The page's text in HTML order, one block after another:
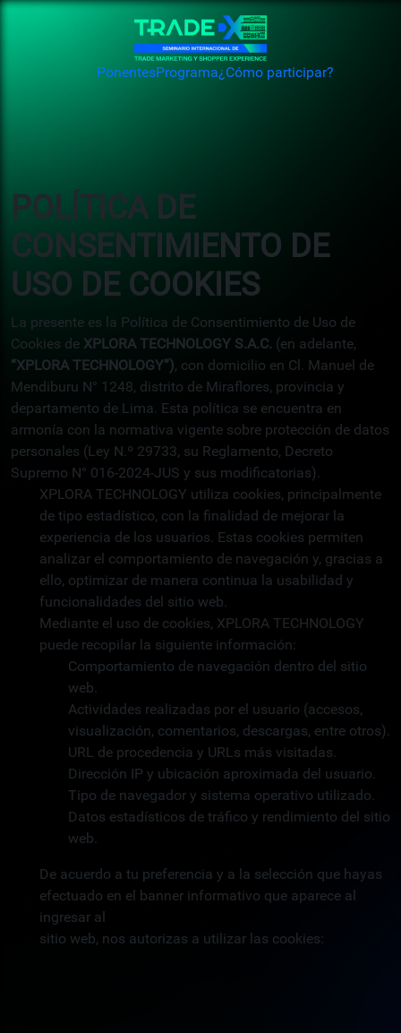
PonentesPrograma¿Cómo participar?
POLÍTICA DE
CONSENTIMIENTO DE
USO DE COOKIES
La presente es la Política de Consentimiento de Uso de
Cookies de XPLORA TECHNOLOGY S.A.C. (en adelante,
“XPLORA TECHNOLOGY”), con domicilio en Cl. Manuel de
Mendiburu N° 1248, distrito de Miraflores, provincia y
departamento de Lima. Esta política se encuentra en
armonía con la normativa vigente sobre protección de datos
personales (Ley N.º 29733, su Reglamento, Decreto
Supremo N° 016-2024-JUS y sus modificatorias).
XPLORA TECHNOLOGY utiliza cookies, principalmente
de tipo estadístico, con la finalidad de mejorar la
experiencia de los usuarios. Estas cookies permiten
analizar el comportamiento de navegación y, gracias a
ello, optimizar de manera continua la usabilidad y
funcionalidades del sitio web.
Mediante el uso de cookies, XPLORA TECHNOLOGY
puede recopilar la siguiente información:
Comportamiento de navegación dentro del sitio
web.
Actividades realizadas por el usuario (accesos,
visualización, comentarios, descargas, entre otros).
URL de procedencia y URLs más visitadas.
Dirección IP y ubicación aproximada del usuario.
Tipo de navegador y sistema operativo utilizado.
Datos estadísticos de tráfico y rendimiento del sitio
web.
De acuerdo a tu preferencia y a la selección que hayas
efectuado en el banner informativo que aparece al
ingresar al
sitio web, nos autorizas a utilizar las cookies: